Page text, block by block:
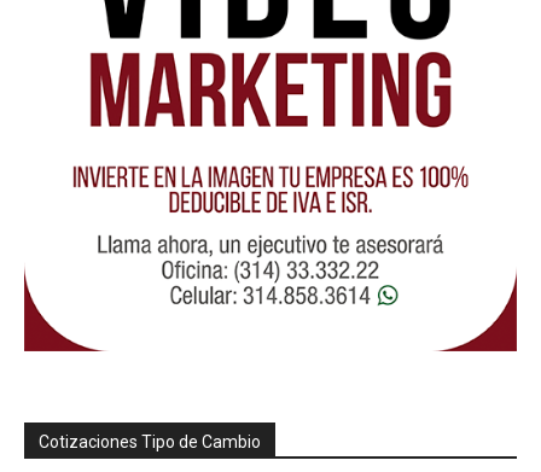
Cotizaciones Tipo de Cambio